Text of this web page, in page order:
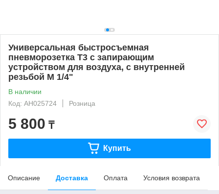
Универсальная быстросъемная
пневморозетка Т3 с запирающим
устройством для воздуха, с внутренней
резьбой M 1/4"
В наличии
Код: AH025724
Розница
5 800 ₸
Купить
Описание Доставка Оплата Условия возврата